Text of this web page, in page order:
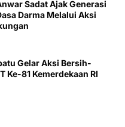
Sadat Ajak Generasi
Darma Melalui Aksi
Gelar Aksi Bersih-
Ke-81 Kemerdekaan RI